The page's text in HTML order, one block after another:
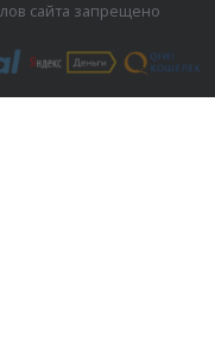
сайта запрещено